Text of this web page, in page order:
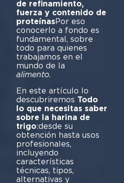
de refinamiento,
fuerza y contenido de
proteínasPor eso
conocerlo a fondo es
fundamental, sobre
todo para quienes
trabajamos en el
mundo de la
alimento
En este artículo lo
descubriremos Todo
lo que necesitas saber
sobre la harina de
trigo:desde su
obtención hasta usos
profesionales,
incluyendo
características
técnicas, tipos,
alternativas y